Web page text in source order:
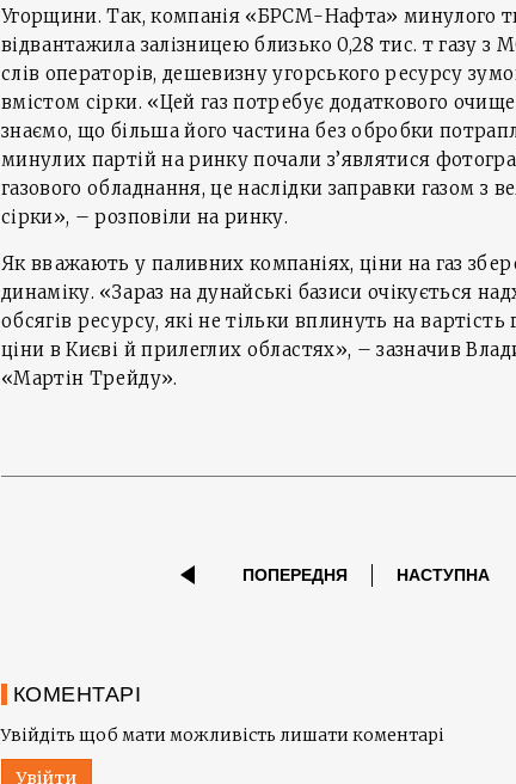
Угорщини. Так, компанія «БРСМ-Нафта» минулого
відвантажила залізницею близько 0,28 тис. т газу з
слів операторів, дешевизну угорського ресурсу
вмістом сірки. «Цей газ потребує додаткового
знаємо, що більша його частина без обробки
минулих партій на ринку почали з’являтися
газового обладнання, це наслідки заправки газом з
сірки», – розповіли на ринку.
Як вважають у паливних компаніях, ціни на газ
динаміку. «Зараз на дунайські базиси очікується
обсягів ресурсу, які не тільки вплинуть на вартість
ціни в Києві й прилеглих областях», – зазначив
«Мартін Трейду».
ПОПЕРЕДНЯ НАСТУПНА
КОМЕНТАРІ
Увійдіть щоб мати можливість лишати коментарі
Увійти